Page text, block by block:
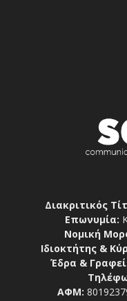
Διακριτικός
Επωνυμία:
Νομική
Ιδιοκτήτης &
Έδρα &
ΑΦΜ: